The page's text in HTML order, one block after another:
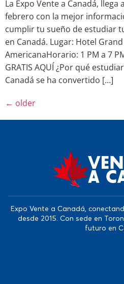
La Expo Vente a Canadá,
febrero con la mejor
cumplir tu sueño de estudiar
en Canadá. Lugar: Hotel
AmericanaHorario: 1 PM a 7
GRATIS AQUÍ ¿Por qué
Canadá se ha convertido […]
← older
Expo Vente a Canadá,
desde 2015. Con sede en
futuro en